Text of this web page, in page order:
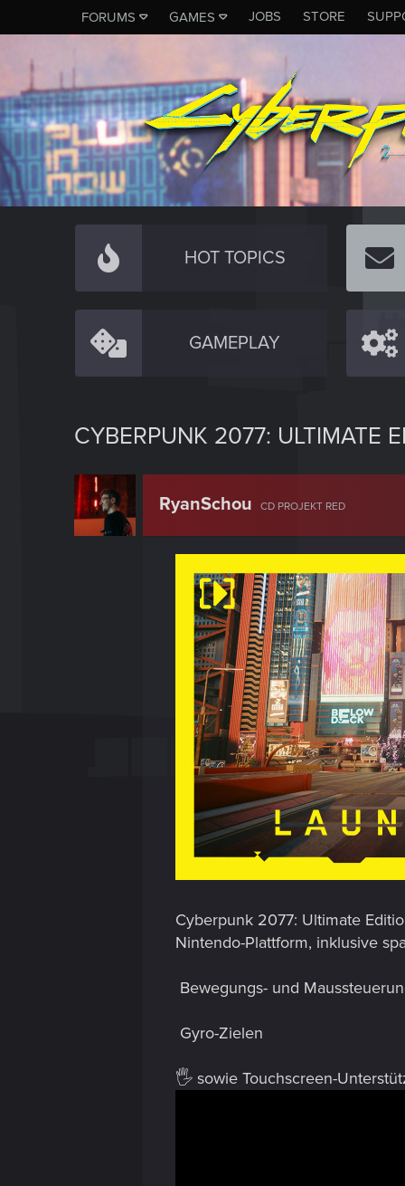
FORUMS GAMES JOBS STORE
HOT TOPICS
GAMEPLAY
CYBERPUNK 2077: ULTIMATE
RyanSchou CD PROJEKT RED
Cyberpunk 2077: Ultimate
Nintendo-Plattform, inklusive
Bewegungs- und
Gyro-Zielen
🖐️ sowie Touchscreen-